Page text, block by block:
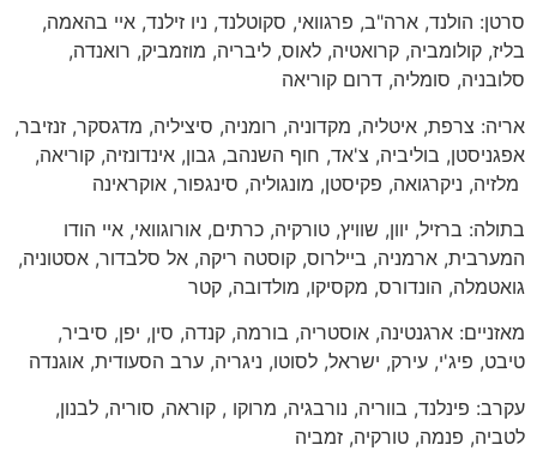
סרטן: הולנד, ארה"ב, פרגוואי, סקוטלנד, ניו זילנד, איי בהאמה,
בליז, קולומביה, קרואטיה, לאוס, ליבריה, מוזמביק, רואנדה,
סלובניה, סומליה, דרום קוריאה
אריה: צרפת, איטליה, מקדוניה, רומניה, סיציליה, מדגסקר, זנזיבר,
אפגניסטן, בוליביה, צ'אד, חוף השנהב, גבון, אינדונזיה, קוריאה,
מלזיה, ניקרגואה, פקיסטן, מונגוליה, סינגפור, אוקראינה
בתולה: ברזיל, יוון, שוויץ, טורקיה, כרתים, אורוגוואי, איי הודו
המערבית, ארמניה, ביילרוס, קוסטה ריקה, אל סלבדור, אסטוניה,
גואטמלה, הונדורס, מקסיקו, מולדובה, קטר
מאזניים: ארגנטינה, אוסטריה, בורמה, קנדה, סין, יפן, סיביר,
טיבט, פיג'י, עירק, ישראל, לסוטו, ניגריה, ערב הסעודית, אוגנדה
עקרב: פינלנד, בווריה, נורבגיה, מרוקו , קוראה, סוריה, לבנון,
לטביה, פנמה, טורקיה, זמביה